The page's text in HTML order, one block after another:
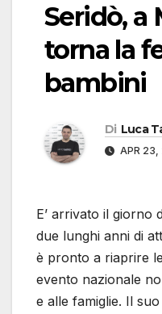
Seridò, a
torna la
bambini
Di Luca
APR 23,
E’ arrivato il giorno
due lunghi anni di
è pronto a riaprire
evento nazionale
e alle famiglie. Il